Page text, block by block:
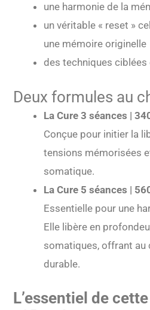
une harmonie de la
un véritable « reset »
une mémoire originelle
des techniques
Deux formules au
La Cure 3 séances |
Conçue pour initier la
tensions mémorisées
somatique.
La Cure 5 séances |
Essentielle pour une
Elle libère en
somatiques, offrant au
durable.
L’essentiel de